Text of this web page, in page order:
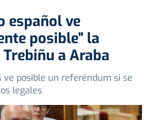
español ve
posible” la
a Araba
ve posible un referéndum si se
legales